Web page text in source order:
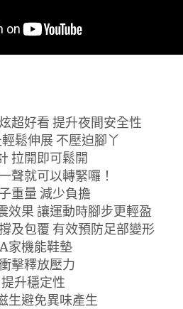
超好看 提升夜間安全性
鬆伸展 不壓迫腳丫
拉開即可鬆開
聲就可以轉緊囉！
重量 減少負擔
效果 讓運動時腳步更輕盈
及包覆 有效預防足部變形
家機能鞋墊
擊釋放壓力
升穩定性
生避免異味產生